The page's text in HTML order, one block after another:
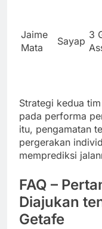
Jaime
Mata
Sayap
3
Strategi kedua
pada performa
itu, pengamatan
pergerakan
memprediksi
FAQ –
Diajukan
Getafe